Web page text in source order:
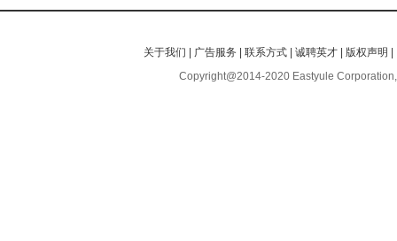
关于我们 广告服务 |联系方式 |诚聘英才 版权声明
Copyright@2014-2020 Eastyule